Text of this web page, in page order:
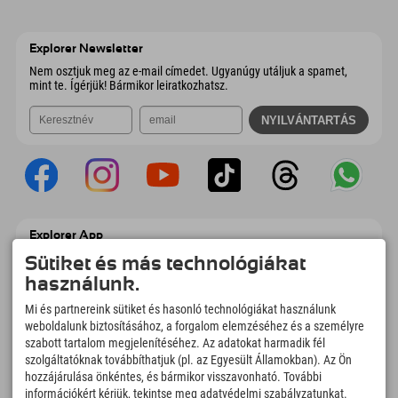
Explorer Newsletter
Nem osztjuk meg az e-mail címedet. Ugyanúgy utáljuk a spamet,
mint te. Ígérjük! Bármikor leiratkozhatsz.
Explorer App
Töltsd fel #ExplorerPillanataidat, az Úticélom
című videódat foglalási áttekintéssel,
bakancslistával, étterem áttekintéssel és
még sok mással. Töltsd le most!
Felfedezős pillanatok ideje
166
Hegyi tavak és
4.634km
Sí- és snowboardpályák
Sütiket és más technológiákat
használunk.
Mi és partnereink sütiket és hasonló technológiákat használunk
weboldalunk biztosításához, a forgalom elemzéséhez és a személyre
szabott tartalom megjelenítéséhez. Az adatokat harmadik fél
szolgáltatóknak továbbíthatjuk (pl. az Egyesült Államokban). Az Ön
hozzájárulása önkéntes, és bármikor visszavonható. További
információkért kérjük, tekintse meg adatvédelmi szabályzatunkat.